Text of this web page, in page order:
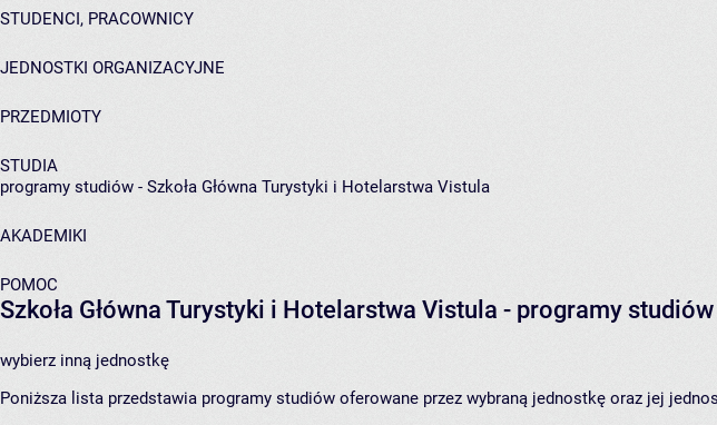
STUDENCI, PRACOWNICY
JEDNOSTKI ORGANIZACYJNE
PRZEDMIOTY
STUDIA
programy studiów - Szkoła Główna Turystyki i Hotelarstwa Vistula
AKADEMIKI
POMOC
Szkoła Główna Turystyki i Hotelarstwa Vistula - programy studiów
wybierz inną jednostkę
Poniższa lista przedstawia programy studiów oferowane przez wybraną jednostkę oraz jej